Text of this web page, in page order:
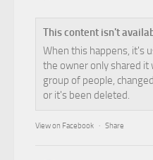
This content isn't
When this happens, it's
the owner only shared it
group of people,
or it's been deleted.
View on Facebook · Share